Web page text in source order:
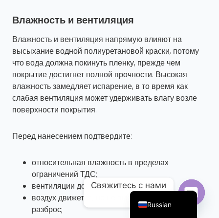
Влажность и вентиляция
Влажность и вентиляция напрямую влияют на
высыхание водной полиуретановой краски, потому
что вода должна покинуть пленку, прежде чем
покрытие достигнет полной прочности. Высокая
влажность замедляет испарение, в то время как
слабая вентиляция может удерживать влагу возле
поверхности покрытия.
Перед нанесением подтвердите:
относительная влажность в пределах
ограничений ТДС;
вентиляции достаточно;
воздух движется, но не вызывает сухой
разброс;
Russian
English
Свяжитесь с нами